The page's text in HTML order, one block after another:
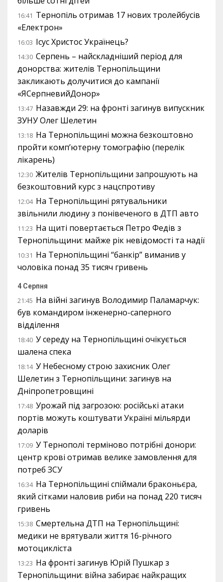
16:41 Тернопіль отримав 17 нових тролейбусів
«Електрон»
16:03 Ісус Христос Українець?
14:30 Серпень – найскладніший період для
донорства: жителів Тернопільщини
закликають долучитися до кампанії
«ЯСерпневийДонор»
13:47 Назавжди 29: на фронті загинув випускник
ЗУНУ Олег Шелетин
13:18 На Тернопільщині можна безкоштовно
пройти комп’ютерну томографію (перелік
лікарень)
12:30 Жителів Тернопільщини запрошують на
безкоштовний курс з нацспротиву
12:04 На Тернопільщині рятувальники
звільнили людину з понівеченого в ДТП авто
11:23 На щиті повертається Петро Федів з
Тернопільщини: майже рік невідомості та надії
10:31 На Тернопільщині “банкір” виманив у
чоловіка понад 35 тисяч гривень
4 Серпня
21:45 На війні загинув Володимир Паламарчук:
був командиром інженерно-саперного
відділення
18:40 У середу на Тернопільщині очікується
шалена спека
18:14 У Небесному строю захисник Олег
Шелетин з Тернопільщини: загинув на
Дніпропетровщині
17:48 Урожай під загрозою: російські атаки
портів можуть коштувати Україні мільярди
доларів
17:09 У Тернополі терміново потрібні донори:
центр крові отримав велике замовлення для
потреб ЗСУ
16:34 На Тернопільщині спіймали браконьєра,
який сітками наловив риби на понад 220 тисяч
гривень
15:38 Смертельна ДТП на Тернопільщині:
медики не врятували життя 16-річного
мотоцикліста
13:23 На фронті загинув Юрій Пушкар з
Тернопільщини: війна забирає найкращих